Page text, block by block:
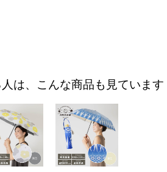
は、こんな商品も見ています